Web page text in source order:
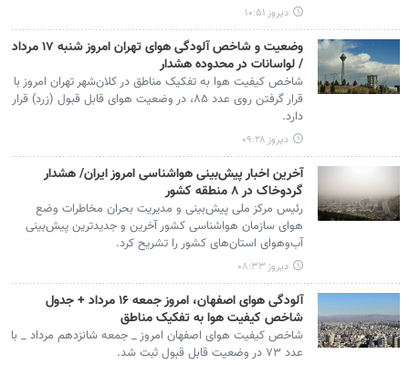
دیروز ۱۰:۵۱
وضعیت و شاخص آلودگی هوای تهران امروز شنبه ۱۷ مرداد
/ لواسانات در محدوده هشدار
شاخص کیفیت هوا به تفکیک مناطق در کلان‌شهر تهران امروز با
قرار گرفتن روی عدد ۸۵، در وضعیت هوای قابل قبول (زرد) قرار
دارد.
دیروز ۰۹:۲۸
آخرین اخبار پیش‌بینی هواشناسی امروز ایران/ هشدار
گردوخاک در ۸ منطقه کشور
رئیس مرکز ملی پیش‌بینی و مدیریت بحران مخاطرات وضع
هوای سازمان هواشناسی کشور آخرین و جدیدترین پیش‌بینی
آب‌وهوای استان‌های کشور را تشریح کرد.
دیروز ۰۸:۳۳
آلودگی هوای اصفهان، امروز جمعه ۱۶ مرداد + جدول
شاخص کیفیت هوا به تفکیک مناطق
شاخص کیفیت هوای اصفهان امروز _ جمعه شانزدهم مرداد _ با
عدد ۷۳ در وضعیت قابل قبول ثبت شد.